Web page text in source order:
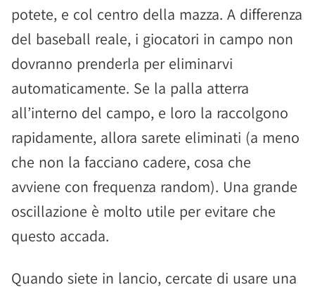
potete, e col centro della mazza. A differenza
del baseball reale, i giocatori in campo non
dovranno prenderla per eliminarvi
automaticamente. Se la palla atterra
all’interno del campo, e loro la raccolgono
rapidamente, allora sarete eliminati (a meno
che non la facciano cadere, cosa che
avviene con frequenza random). Una grande
oscillazione è molto utile per evitare che
questo accada.
Quando siete in lancio, cercate di usare una